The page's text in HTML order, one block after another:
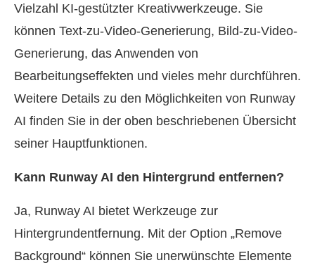
Vielzahl KI-gestützter Kreativwerkzeuge. Sie
können Text-zu-Video-Generierung, Bild-zu-Video-
Generierung, das Anwenden von
Bearbeitungseffekten und vieles mehr durchführen.
Weitere Details zu den Möglichkeiten von Runway
AI finden Sie in der oben beschriebenen Übersicht
seiner Hauptfunktionen.
Kann Runway AI den Hintergrund entfernen?
Ja, Runway AI bietet Werkzeuge zur
Hintergrundentfernung. Mit der Option „Remove
Background“ können Sie unerwünschte Elemente